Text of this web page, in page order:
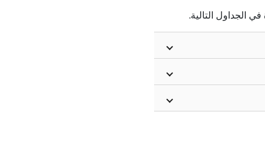
الجداول التالية.